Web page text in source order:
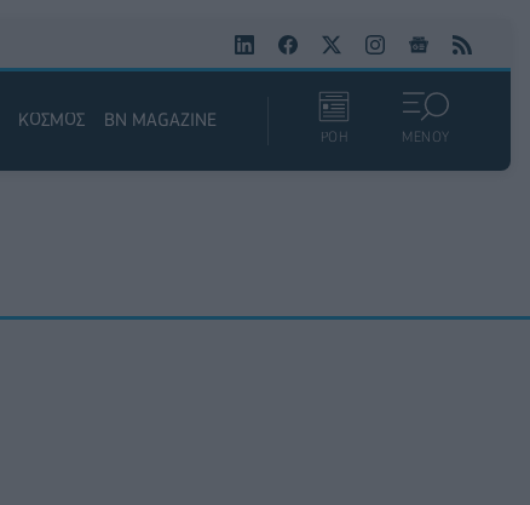
ΚΟΣΜΟΣ BN MAGAZINE
ΡΟΗ ΜΕΝΟΥ